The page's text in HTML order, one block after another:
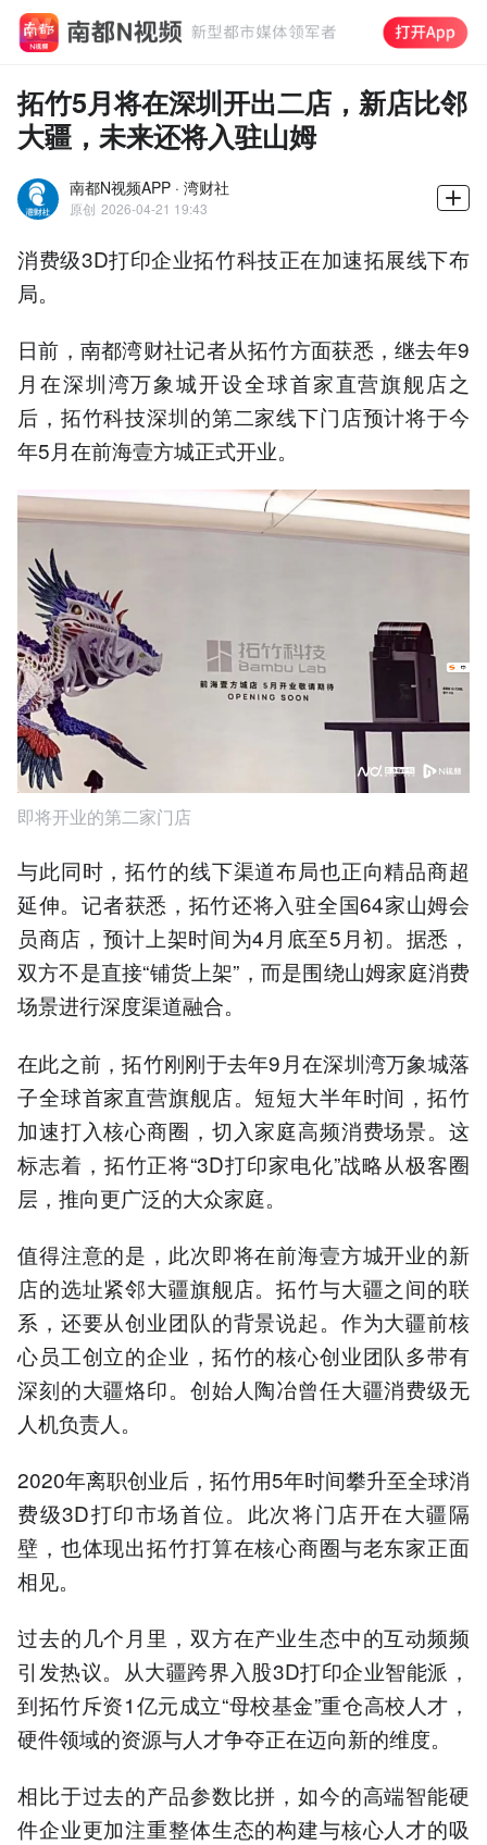
拓竹5月将在深圳开出二店，新店比邻
大疆，未来还将入驻山姆
南都N视频APP · 湾财社
原创 2026-04-21 19:43
消费级3D打印企业拓竹科技正在加速拓展线下布
局。
日前，南都湾财社记者从拓竹方面获悉，继去年9
月在深圳湾万象城开设全球首家直营旗舰店之
后，拓竹科技深圳的第二家线下门店预计将于今
年5月在前海壹方城正式开业。
即将开业的第二家门店
与此同时，拓竹的线下渠道布局也正向精品商超
延伸。记者获悉，拓竹还将入驻全国64家山姆会
员商店，预计上架时间为4月底至5月初。据悉，
双方不是直接“铺货上架”，而是围绕山姆家庭消费
场景进行深度渠道融合。
在此之前，拓竹刚刚于去年9月在深圳湾万象城落
子全球首家直营旗舰店。短短大半年时间，拓竹
加速打入核心商圈，切入家庭高频消费场景。这
标志着，拓竹正将“3D打印家电化”战略从极客圈
层，推向更广泛的大众家庭。
值得注意的是，此次即将在前海壹方城开业的新
店的选址紧邻大疆旗舰店。拓竹与大疆之间的联
系，还要从创业团队的背景说起。作为大疆前核
心员工创立的企业，拓竹的核心创业团队多带有
深刻的大疆烙印。创始人陶冶曾任大疆消费级无
人机负责人。
2020年离职创业后，拓竹用5年时间攀升至全球消
费级3D打印市场首位。此次将门店开在大疆隔
壁，也体现出拓竹打算在核心商圈与老东家正面
相见。
过去的几个月里，双方在产业生态中的互动频频
引发热议。从大疆跨界入股3D打印企业智能派，
到拓竹斥资1亿元成立“母校基金”重仓高校人才，
硬件领域的资源与人才争夺正在迈向新的维度。
相比于过去的产品参数比拼，如今的高端智能硬
件企业更加注重整体生态的构建与核心人才的吸